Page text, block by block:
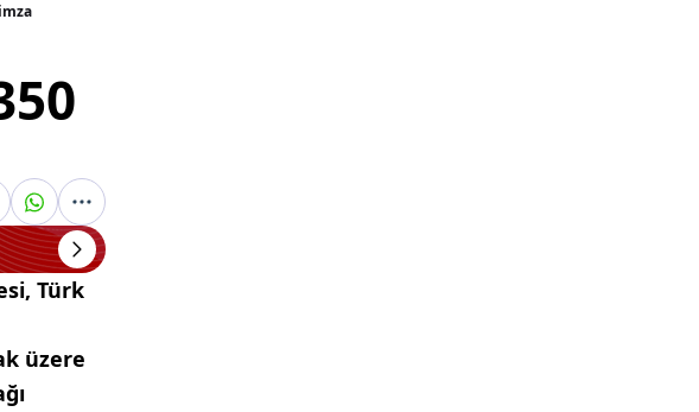
Türk
üzere